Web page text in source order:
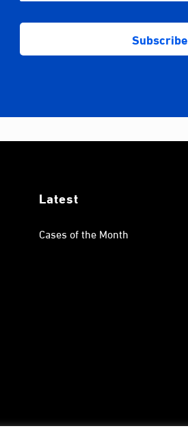
Latest
Cases of the Month